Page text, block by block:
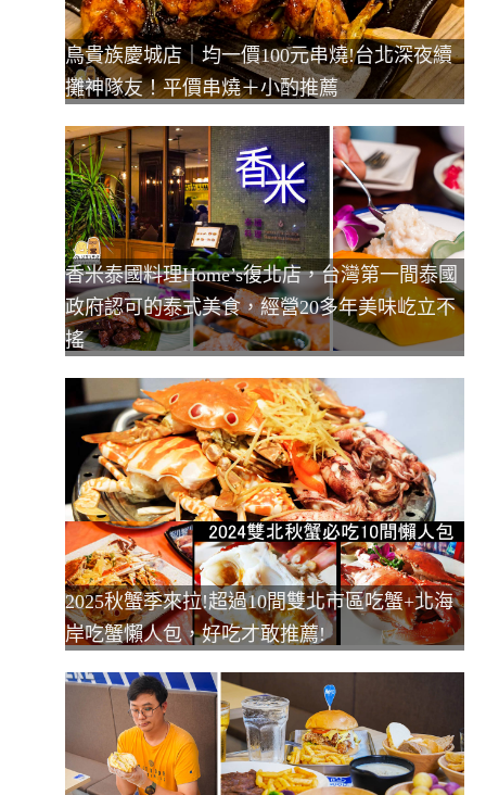
鳥貴族慶城店｜均一價100元串燒!台北深夜續
攤神隊友！平價串燒＋小酌推薦
香米泰國料理Home’s復北店，台灣第一間泰國
政府認可的泰式美食，經營20多年美味屹立不
搖
2025秋蟹季來拉!超過10間雙北市區吃蟹+北海
岸吃蟹懶人包，好吃才敢推薦!